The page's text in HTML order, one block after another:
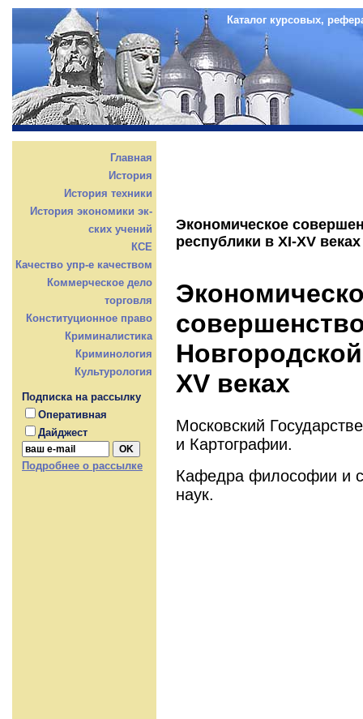
Каталог курсовых,
Главная
История
История техники
История экономики эк-
ских учений
КСЕ
Качество упр-е качеством
Коммерческое дело
торговля
Конституционное право
Криминалистика
Криминология
Культурология
Подписка на рассылку
Оперативная
Дайджест
Подробнее о рассылке
Экономическое
республики в XI-XV веках
XV веках
Московский
и Картографии.
Кафедра философии и
наук.